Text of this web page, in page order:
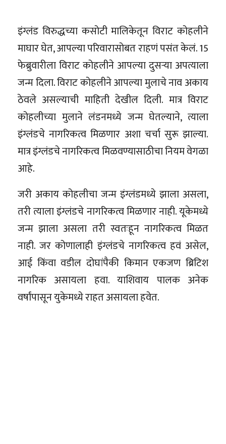
इंग्लंड विरुद्धच्या कसोटी मालिकेतून विराट कोहलीने
माघार घेत, आपल्या परिवारासोबत राहणं पसंत केलं. 15
फेब्रुवारीला विराट कोहलीने आपल्या दुसऱ्या अपत्याला
जन्म दिला. विराट कोहलीने आपल्या मुलाचे नाव अकाय
ठेवले असल्याची माहिती देखील दिली. मात्र विराट
कोहलीच्या मुलाने लंडनमध्ये जन्म घेतल्याने, त्याला
इंग्लंडचे नागरिकत्व मिळणार अशा चर्चा सुरू झाल्या.
मात्र इंग्लंडचे नागरिकत्व मिळवण्यासाठीचा नियम वेगळा
आहे.
जरी अकाय कोहलीचा जन्म इंग्लंडमध्ये झाला असला,
तरी त्याला इंग्लंडचे नागरिकत्व मिळणार नाही. यूकेमध्ये
जन्म झाला असला तरी स्वतःहून नागरिकत्व मिळत
नाही. जर कोणालाही इंग्लंडचे नागरिकत्व हवं असेल,
आई किंवा वडील दोघांपैकी किमान एकजण ब्रिटिश
नागरिक असायला हवा. याशिवाय पालक अनेक
वर्षांपासून युकेमध्ये राहत असायला हवेत.